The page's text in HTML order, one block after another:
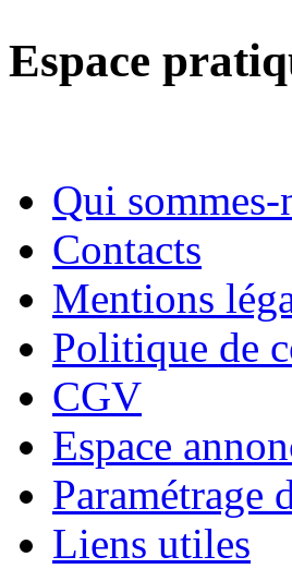
Espace
Qui sommes-
Contacts
Mentions
Politique de
CGV
Espace
Paramétrage
Liens utiles